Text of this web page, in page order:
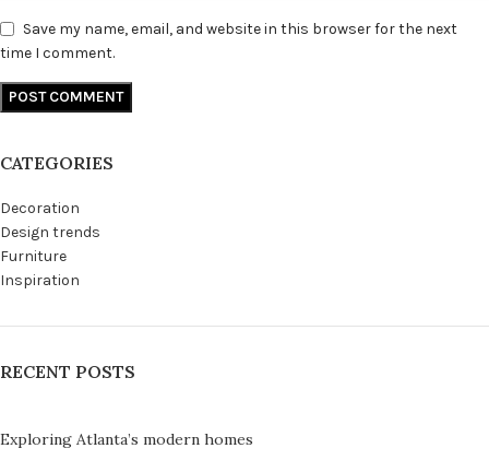
Save my name, email, and website in this browser for the next
time I comment.
CATEGORIES
Decoration
Design trends
Furniture
Inspiration
RECENT POSTS
Exploring Atlanta’s modern homes